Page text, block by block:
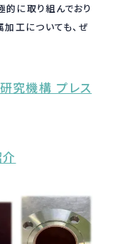
に取り組んでおり
加工についても、ぜ
究機構 プレス